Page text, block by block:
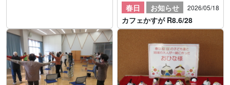
春日 お知らせ 2026/05/18
カフェかすが R8.6/28